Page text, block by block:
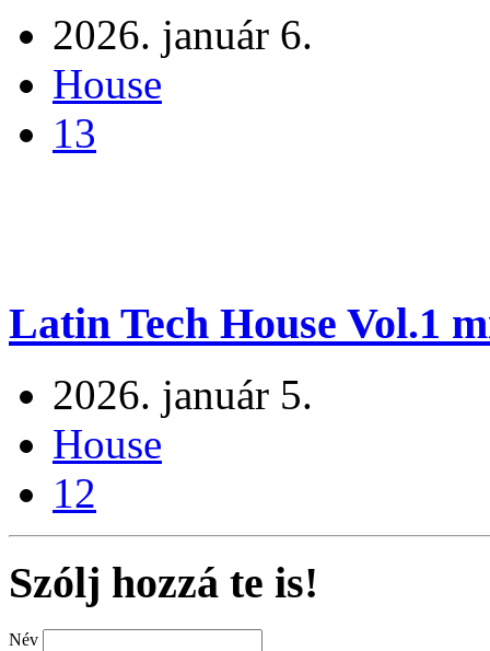
2026. január 6.
House
13
Latin Tech House Vol.1
2026. január 5.
House
12
Szólj hozzá te is!
Név